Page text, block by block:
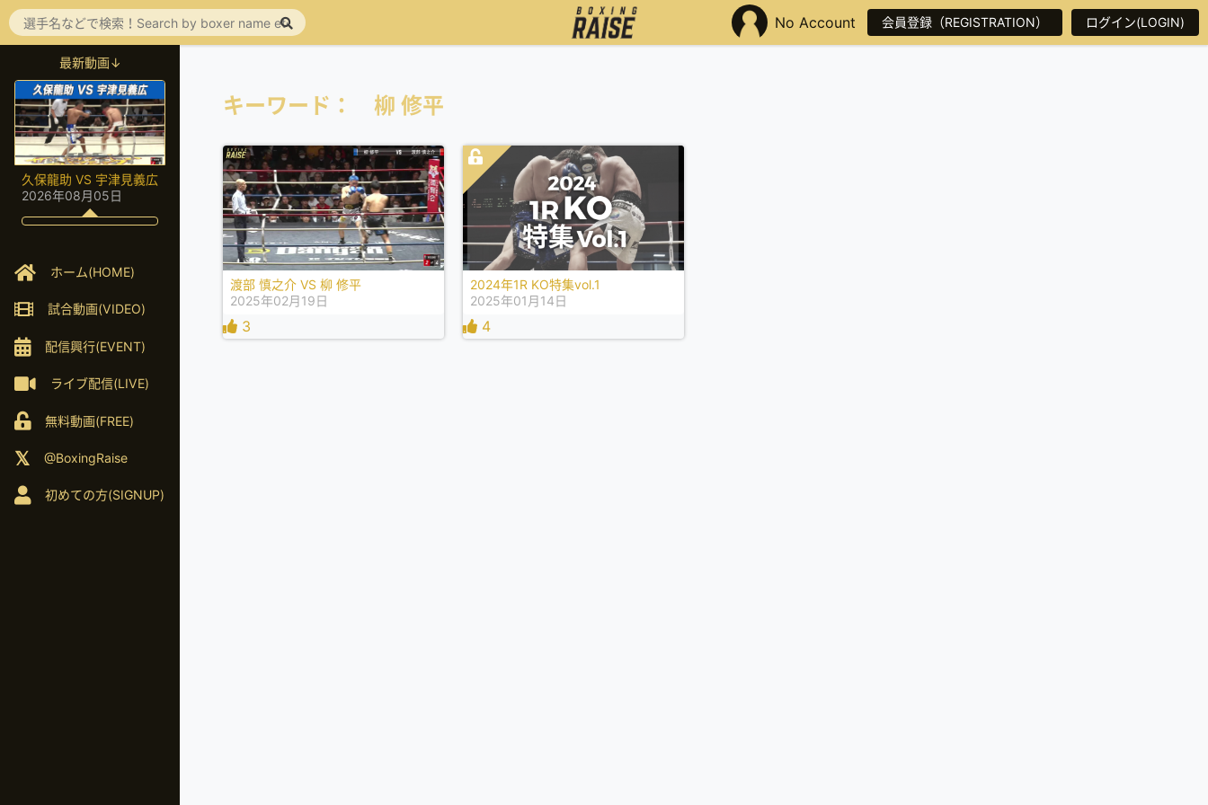
No Account 会員登録（REGISTRATION） ログイン(LOGIN)
最新動画↓
久保龍助 VS 宇津見義広
2026年08月05日
ホーム(HOME)
試合動画(VIDEO)
配信興行(EVENT)
ライブ配信(LIVE)
無料動画(FREE)
@BoxingRaise
初めての方(SIGNUP)
キーワード： 柳 修平
渡部 慎之介 VS 柳 修平
2025年02月19日
3
2024年1R KO特集vol.1
2025年01月14日
4